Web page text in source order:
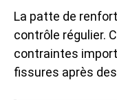
La patte de
contrôle régulier.
contraintes
fissures après